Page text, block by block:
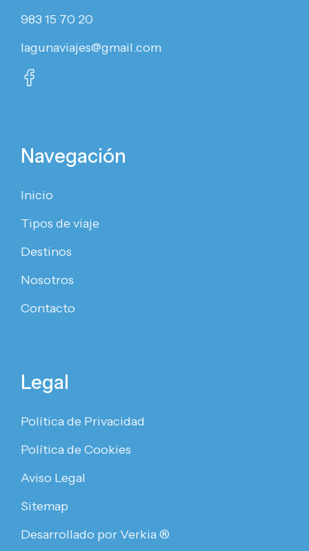
983 15 70 20
lagunaviajes@gmail.com
Navegación
Inicio
Tipos de viaje
Destinos
Nosotros
Contacto
Legal
Política de Privacidad
Política de Cookies
Aviso Legal
Sitemap
Desarrollado por Verkia ®